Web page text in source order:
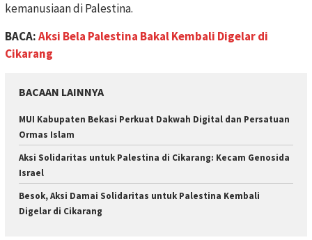
kemanusiaan di Palestina.
BACA:Aksi Bela Palestina Bakal Kembali Digelar di
Cikarang
BACAAN LAINNYA
MUI Kabupaten Bekasi Perkuat Dakwah Digital dan Persatuan
Ormas Islam
Aksi Solidaritas untuk Palestina di Cikarang: Kecam Genosida
Israel
Besok, Aksi Damai Solidaritas untuk Palestina Kembali
Digelar di Cikarang